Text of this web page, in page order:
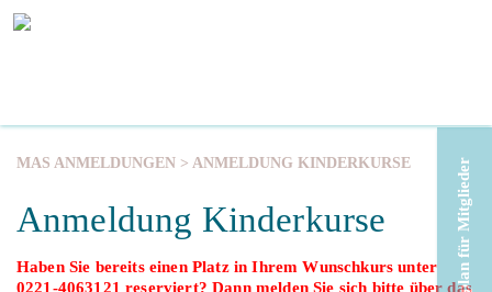
MAS ANMELDUNGEN > ANMELDUNG KINDERKURSE
Anmeldung Kinderkurse
Haben Sie bereits einen Platz in Ihrem Wunschkurs unter
0221-4063121 reserviert? Dann melden Sie sich bitte über das